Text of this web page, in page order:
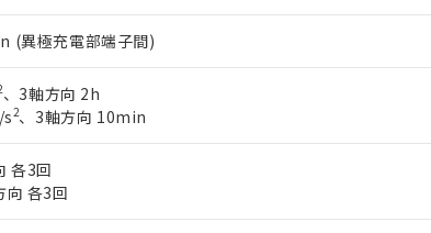
(異極充電部端子間)
、3軸方向 2h
2、3軸方向 10min
各3回
向 各3回